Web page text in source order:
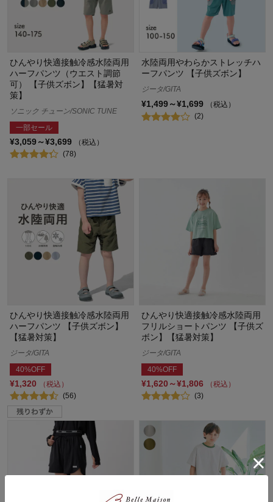
ひんやり快適接触冷感水陸両用
ハーフパンツ（ウエスト調節
可） 【子供ズボン】【猛暑対
策】
ソニック チューン/SONIC TUNE
一部セール
¥3,059～¥3,699
（税込）
(78)
水陸両用やわらかストレッチハ
ーフパンツ 【子供ズボン】
ジータ/GITA
¥1,499～¥1,699
（税込）
(2)
ひんやり快適接触冷感水陸両用
ハーフパンツ 【子供ズボン】
【猛暑対策】
ジータ/GITA
40%OFF
¥1,320
（税込）
(56)
ひんやり快適接触冷感水陸両用
フリルショートパンツ 【子供ズ
ボン】【猛暑対策】
ジータ/GITA
40%OFF
¥1,620～¥1,806
（税込）
(3)